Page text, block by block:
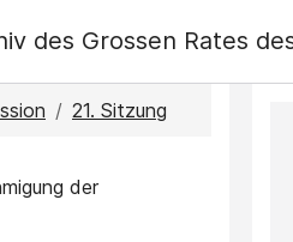
des Grossen Rates
/ 21. Sitzung
der